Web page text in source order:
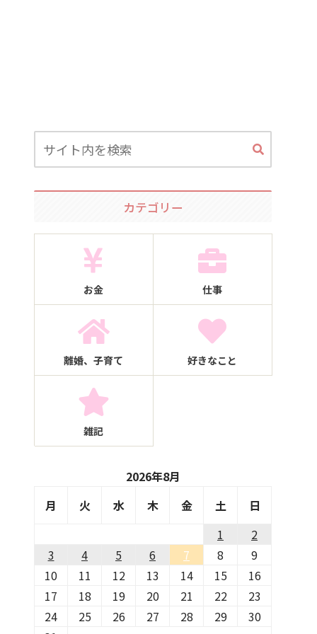
カテゴリー
お金 仕事
離婚、子育て 好きなこと
雑記
2026年8月
月
火 水 木 金 土
日
1
2
3
4 5 6 7 8
9
10
11 12 13 14 15
16
17
18 19 20 21 22
23
24
25 26 27 28 29
30